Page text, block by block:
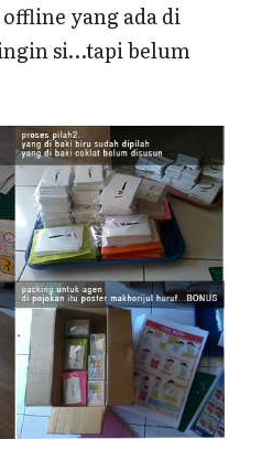
yang ada di
si…tapi belum